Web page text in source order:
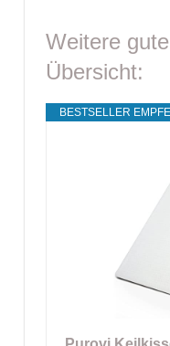
Weitere
Übersicht:
BESTSELLER